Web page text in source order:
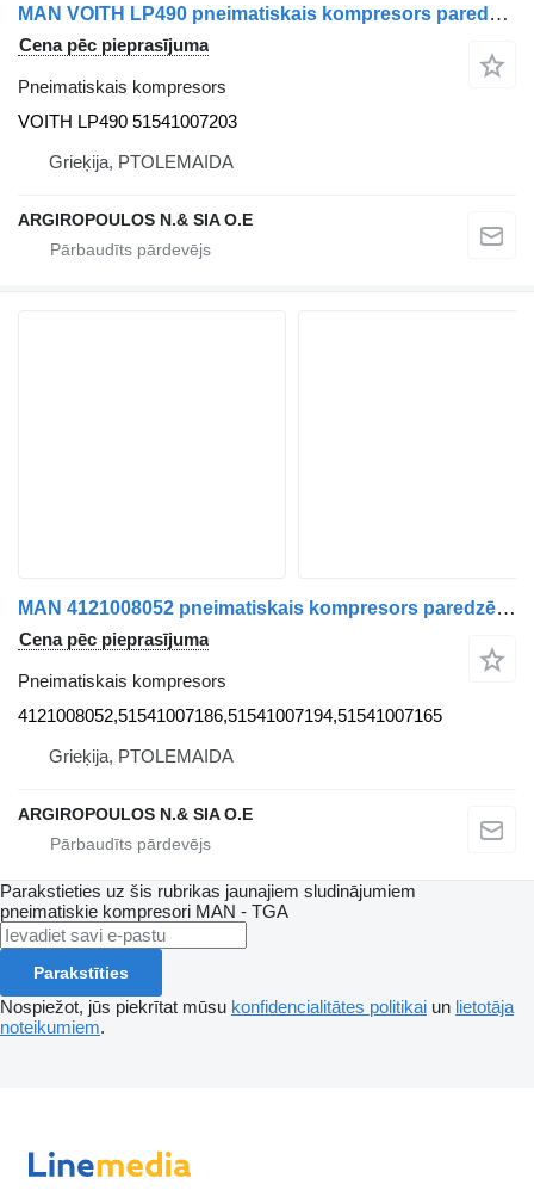
MAN VOITH LP490 pneimatiskais kompresors paredzēts MAN TGA kravas automašīnas
Cena pēc pieprasījuma
Pneimatiskais kompresors
VOITH LP490 51541007203
Grieķija, PTOLEMAIDA
ARGIROPOULOS N.& SIA O.E
MAN 4121008052 pneimatiskais kompresors paredzēts MAN TGA kravas automašīnas
Cena pēc pieprasījuma
Pneimatiskais kompresors
4121008052,51541007186,51541007194,51541007165
Grieķija, PTOLEMAIDA
ARGIROPOULOS N.& SIA O.E
Parakstieties uz šis rubrikas jaunajiem sludinājumiem
pneimatiskie kompresori MAN - TGA
Parakstīties
Nospiežot, jūs piekrītat mūsu konfidencialitātes politikai un lietotāja
noteikumiem.